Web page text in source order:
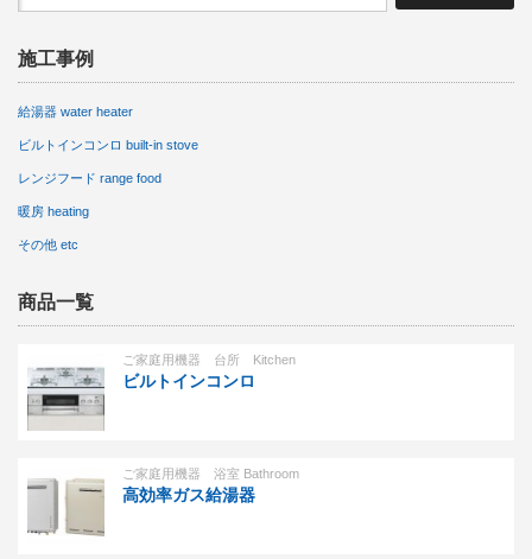
施工事例
給湯器 water heater
ビルトインコンロ built-in stove
レンジフード range food
暖房 heating
その他 etc
商品一覧
ご家庭用機器 台所 Kitchen
ビルトインコンロ
ご家庭用機器 浴室 Bathroom
高効率ガス給湯器